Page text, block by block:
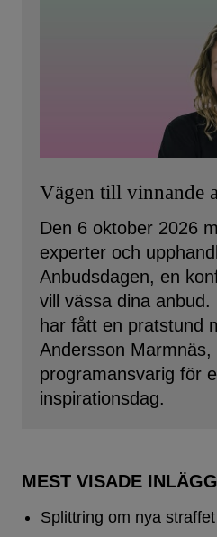
Vägen till vinnande
Den 6 oktober 2026
experter och
Anbudsdagen, en
vill vässa dina anbud.
har fått en pratstund
Andersson
programansvarig för
inspirationsdag.
MEST VISADE INLÄGG
Splittring om nya straffet